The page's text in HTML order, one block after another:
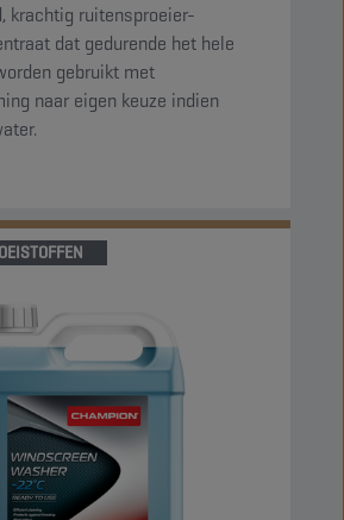
krachtig ruitensproeier-
dat gedurende het hele
gebruikt met
naar eigen keuze indien